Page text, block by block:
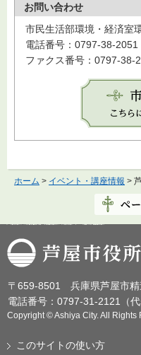
お問い合わせ
市民生活部環境・経済室
電話番号：0797-38-2051
ファクス番号：0797-38-
ホーム > イベント・講座情報 >
芦屋市役所
〒659-8501 兵庫県芦屋市精
電話番号：0797-31-2121（代
Copyright © Ashiya City. All Rights
このサイトの使い方